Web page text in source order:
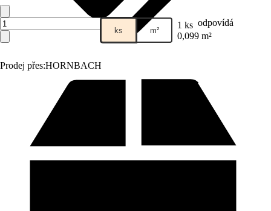
Prodej přes:HORNBACH
ks m² 1 ks odpovídá
0,099 m²